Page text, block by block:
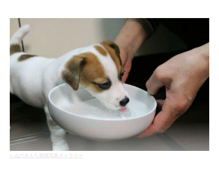
いぬのきもち投稿写真ギャラリー